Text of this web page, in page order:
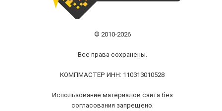
© 2010-2026
Все права сохранены.
КОМПМАСТЕР ИНН: 110313010528
Использование материалов сайта без
согласования запрещено.